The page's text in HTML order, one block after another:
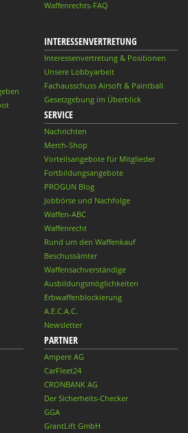
Waffenrechts-FAQ
INTERESSENVERTRETUNG
Interessenvertretung & Positionen
Unsere Lobbyarbeit
Fachausschuss Airsoft & Paintball
Gesetzgebung im Überblick
SERVICE
Nachrichten
Merch-Shop
Vorteilsangebote für Mitglieder
Fortbildungsangebote
PROGUN Blog
Jobbörse und Nachfolge
Waffen-ABC
Waffenrecht
Rund um den Waffenkauf
Beschussämter
Waffensachverständige
Ausbildungsmöglichkeiten
Erbwaffenblockierung
A.E.C.A.C.
Newsletter
PARTNER
Ampere AG
CarFleet24
CRONBANK AG
Der Sicherheits-Checker
GGA
GrantLift GmbH